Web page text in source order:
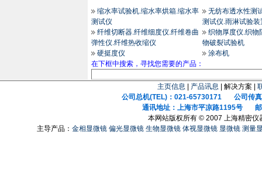
缩水率试验机.缩水率烘箱.缩水率
测试仪
无纺布透水性测
测试仪.雨淋试验装
纤维切断器.纤维细度仪.纤维卷曲
弹性仪.纤维热收缩仪
织物厚度仪.织物
物破裂试验机
硬挺度仪
涂布机
在下框中搜索，寻找您需要的产品：
主页信息 产品讯息 | 解决方案 |
公司总机(TEL)：021-65730171 公司传真
通讯地址：上海市平凉路1195号 邮
本网站版权所有 © 2007 上海精密仪
主导产品： 金相显微镜 偏光显微镜 生物显微镜 体视显微镜 显微镜 测量